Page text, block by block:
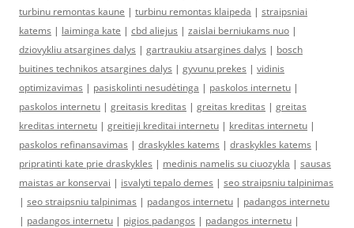
turbinu remontas kaune | turbinu remontas klaipeda | straipsniai
katems | laiminga kate | cbd aliejus | zaislai berniukams nuo |
dziovykliu atsargines dalys | gartraukiu atsargines dalys | bosch
buitines technikos atsargines dalys | gyvunu prekes | vidinis
optimizavimas | pasiskolinti nesudėtinga | paskolos internetu |
paskolos internetu | greitasis kreditas | greitas kreditas | greitas
kreditas internetu | greitieji kreditai internetu | kreditas internetu |
paskolos refinansavimas | draskykles katems | draskykles katems |
pripratinti kate prie draskykles | medinis namelis su ciuozykla | sausas
maistas ar konservai | isvalyti tepalo demes | seo straipsniu talpinimas
| seo straipsniu talpinimas | padangos internetu | padangos internetu
| padangos internetu | pigios padangos | padangos internetu |